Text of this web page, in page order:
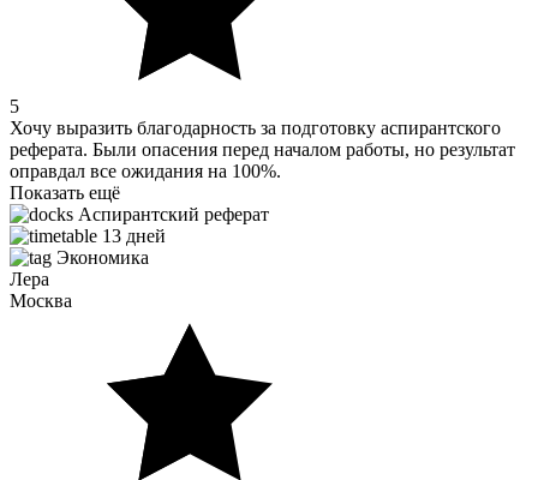
5
Хочу выразить благодарность за подготовку аспирантского
реферата. Были опасения перед началом работы, но результат
оправдал все ожидания на 100%.
Показать ещё
Аспирантский реферат
13 дней
Экономика
Лера
Москва